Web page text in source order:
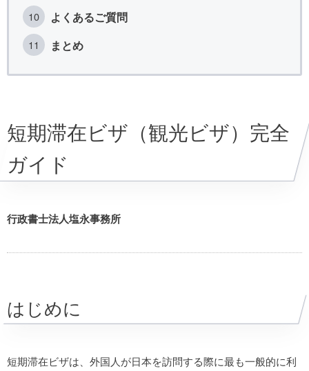
よくあるご質問
まとめ
短期滞在ビザ（観光ビザ）完全
ガイド
行政書士法人塩永事務所
はじめに
短期滞在ビザは、外国人が日本を訪問する際に最も一般的に利